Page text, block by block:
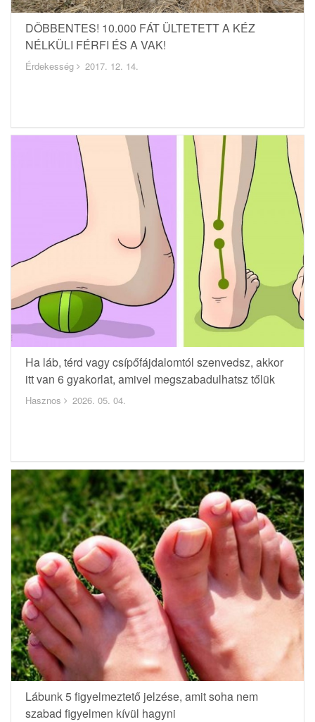
DÖBBENTES! 10.000 FÁT ÜLTETETT A KÉZ
NÉLKÜLI FÉRFI ÉS A VAK!
Érdekesség 2017. 12. 14.
Ha láb, térd vagy csípőfájdalomtól szenvedsz, akkor
itt van 6 gyakorlat, amivel megszabadulhatsz tőlük
Hasznos 2026. 05. 04.
Lábunk 5 figyelmeztető jelzése, amit soha nem
szabad figyelmen kívül hagyni